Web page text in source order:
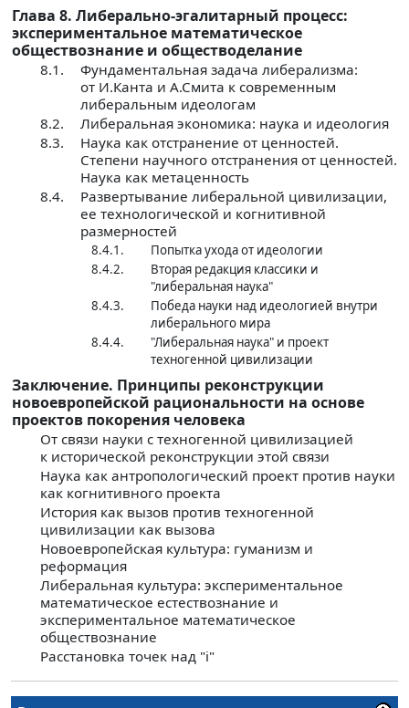
Глава 8. Либерально-эгалитарный процесс:
экспериментальное математическое
обществознание и обществоделание
8.1.
Фундаментальная задача либерализма:
от И.Канта и А.Смита к современным
либеральным идеологам
8.2.
Либеральная экономика: наука и идеология
8.3.
Наука как отстранение от ценностей.
Степени научного отстранения от ценностей.
Наука как метаценность
8.4.
Развертывание либеральной цивилизации,
ее технологической и когнитивной
размерностей
8.4.1.
Попытка ухода от идеологии
8.4.2.
Вторая редакция классики и
"либеральная наука"
8.4.3.
Победа науки над идеологией внутри
либерального мира
8.4.4.
"Либеральная наука" и проект
техногенной цивилизации
Заключение. Принципы реконструкции
новоевропейской рациональности на основе
проектов покорения человека
От связи науки с техногенной цивилизацией
к исторической реконструкции этой связи
Наука как антропологический проект против науки
как когнитивного проекта
История как вызов против техногенной
цивилизации как вызова
Новоевропейская культура: гуманизм и
реформация
Либеральная культура: экспериментальное
математическое естествознание и
экспериментальное математическое
обществознание
Расстановка точек над "i"